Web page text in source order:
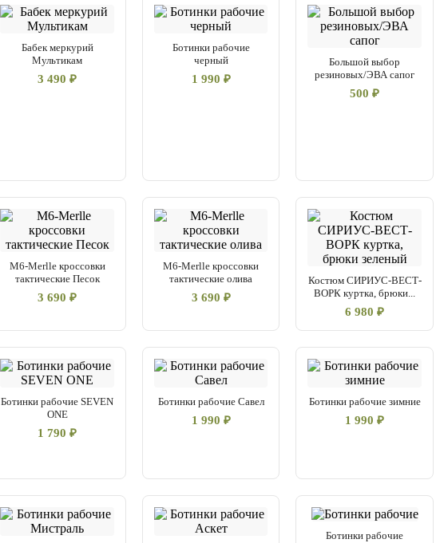
Бабек меркурий
Мультикам
3 490 ₽
Ботинки рабочие
черный
1 990 ₽
Большой выбор
резиновых/ЭВА сапог
500 ₽
M6-Merlle кроссовки
тактические Песок
3 690 ₽
M6-Merlle кроссовки
тактические олива
3 690 ₽
Костюм СИРИУС-ВЕСТ-
ВОРК куртка, брюки...
6 980 ₽
Ботинки рабочие SEVEN
ONE
1 790 ₽
Ботинки рабочие Савел
1 990 ₽
Ботинки рабочие зимние
1 990 ₽
Ботинки рабочие